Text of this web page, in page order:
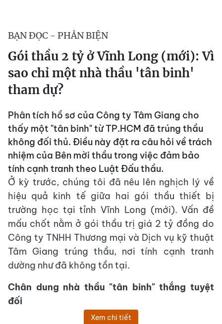
BẠN ĐỌC - PHẢN BIỆN
Gói thầu 2 tỷ ở Vĩnh Long (mới): Vì
sao chỉ một nhà thầu 'tân binh'
tham dự?
Phân tích hồ sơ của Công ty Tâm Giang cho
thấy một "tân binh" từ TP.HCM đã trúng thầu
không đối thủ. Điều này đặt ra câu hỏi về trách
nhiệm của Bên mời thầu trong việc đảm bảo
tính cạnh tranh theo Luật Đấu thầu.
Ở kỳ trước, chúng tôi đã nêu lên nghịch lý về
hiệu quả kinh tế giữa hai gói thầu thiết bị
trường học tại tỉnh Vĩnh Long (mới). Vấn đề
mấu chốt nằm ở gói thầu trị giá 2 tỷ đồng do
Công ty TNHH Thương mại và Dịch vụ kỹ thuật
Tâm Giang trúng thầu, nơi tính cạnh tranh
dường như đã không tồn tại.
Chân dung nhà thầu "tân binh" thắng tuyệt
đối
Xem chi tiết